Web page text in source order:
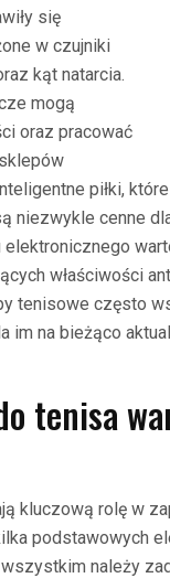
się
w czujniki
kąt natarcia.
mogą
oraz pracować
piłki,
niezwykle cenne
właściwości
tenisowe często
im na bieżąco
tenisa
kluczową rolę w
podstawowych
należy